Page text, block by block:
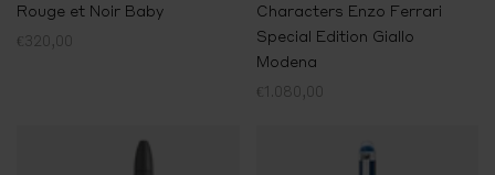
Rouge et Noir Baby
€320,00
Characters Enzo Ferrari
Special Edition Giallo
Modena
€1.080,00